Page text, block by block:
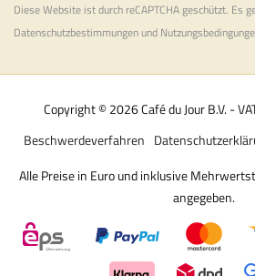
Diese Website ist durch reCAPTCHA geschützt. Es
Datenschutzbestimmungen und
Copyright © 2026 Café du Jour B.V. -
Beschwerdeverfahren
Alle Preise in Euro und inklusive
angegeben.